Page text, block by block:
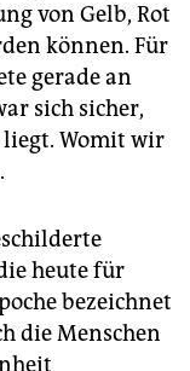
von Gelb, Rot
können. Für
gerade an
sich sicher,
liegt. Womit wir
heute für
bezeichnet
die Menschen